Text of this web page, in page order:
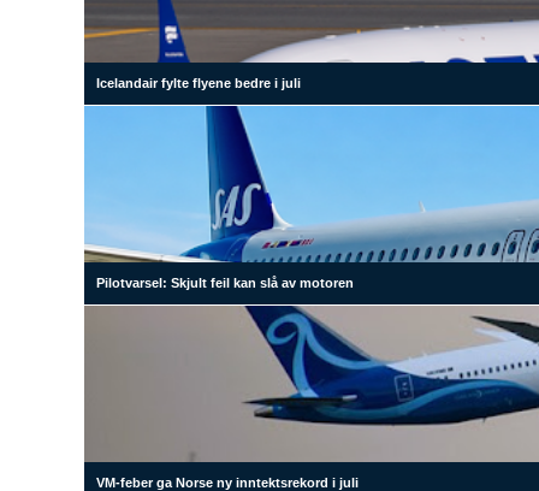
Icelandair fylte flyene bedre i juli
Pilotvarsel: Skjult feil kan slå av motoren
VM-feber ga Norse ny inntektsrekord i juli